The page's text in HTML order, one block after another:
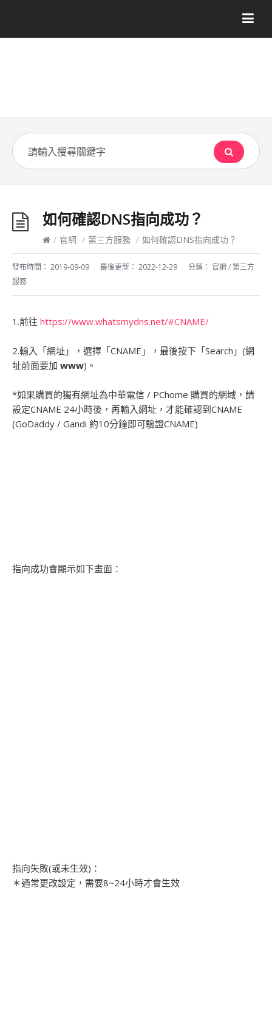
如何確認DNS指向成功？
/ 官網 / 第三方服務 / 如何確認DNS指向成功？
發布時間： 2019-09-09 最後更新： 2022-12-29 分類： 官網/第三方
服務
1.前往 https://www.whatsmydns.net/#CNAME/
2.輸入「網址」，選擇「CNAME」，最後按下「Search」(網
址前面要加 www)。
*如果購買的獨有網址為中華電信 / PChome 購買的網域，請
設定CNAME 24小時後，再輸入網址，才能確認到CNAME
(GoDaddy / Gandi 約10分鐘即可驗證CNAME)
指向成功會顯示如下畫面：
指向失敗(或未生效)：
＊通常更改設定，需要8~24小時才會生效